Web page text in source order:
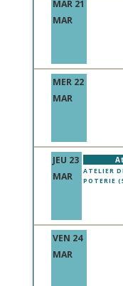
MAR 21
MAR
MER 22
MAR
JEU 23
MAR
ATELIER
POTERIE
VEN 24
MAR